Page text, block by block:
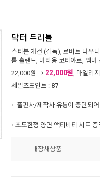
닥터 두리틀
스티븐 개건 (감독), 로버트 다우
톰 홀랜드, 마리옹 코티야르, 엠마
22,000원 → 22,000원, 마일리지
세일즈포인트 : 87
출판사/제작사 유통이 중단되
초도한정 양면 액티비티 시트
매장새상품
-